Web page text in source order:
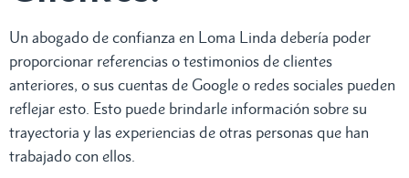
Un abogado de confianza en Loma Linda debería poder
proporcionar referencias o testimonios de clientes
anteriores, o sus cuentas de Google o redes sociales pueden
reflejar esto. Esto puede brindarle información sobre su
trayectoria y las experiencias de otras personas que han
trabajado con ellos.